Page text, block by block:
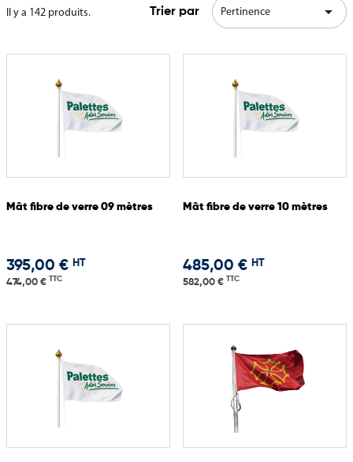
Il y a 142 produits. Trier par Pertinence 
Mât fibre de verre 09 mètres
395,00 € HT
474,00 € TTC
Mât fibre de verre 10 mètres
485,00 € HT
582,00 € TTC